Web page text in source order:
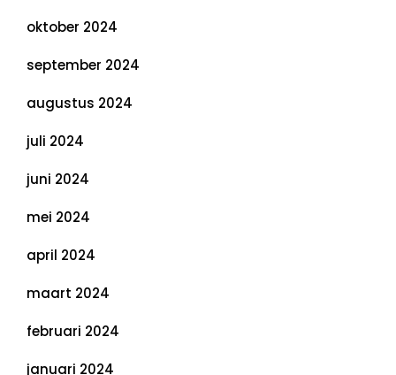
oktober 2024
september 2024
augustus 2024
juli 2024
juni 2024
mei 2024
april 2024
maart 2024
februari 2024
januari 2024